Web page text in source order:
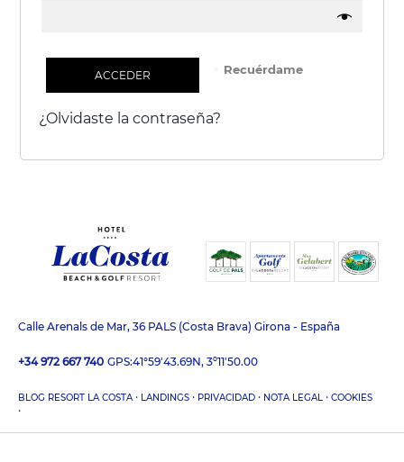
Recuérdame
ACCEDER
¿Olvidaste la contraseña?
Calle Arenals de Mar, 36 PALS (Costa Brava) Girona - España
+34 972 667 740 GPS:41°59'43.69N, 3º11'50.00
BLOG RESORT LA COSTA· LANDINGS · PRIVACIDAD · NOTA LEGAL · COOKIES
·